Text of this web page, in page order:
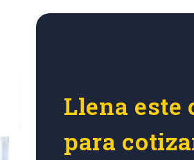
Llena
para